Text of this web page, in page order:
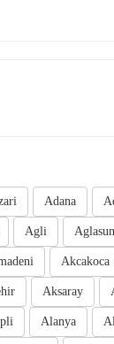
Adana
Aglasun
Agli
Akcakoca
Aksaray
Alanya